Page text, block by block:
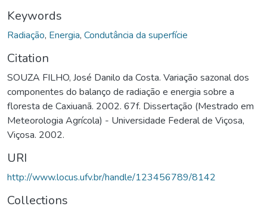
Keywords
Radiação, Energia, Condutância da superfície
Citation
SOUZA FILHO, José Danilo da Costa. Variação sazonal dos
componentes do balanço de radiação e energia sobre a
floresta de Caxiuanã. 2002. 67f. Dissertação (Mestrado em
Meteorologia Agrícola) - Universidade Federal de Viçosa,
Viçosa. 2002.
URI
http://www.locus.ufv.br/handle/123456789/8142
Collections